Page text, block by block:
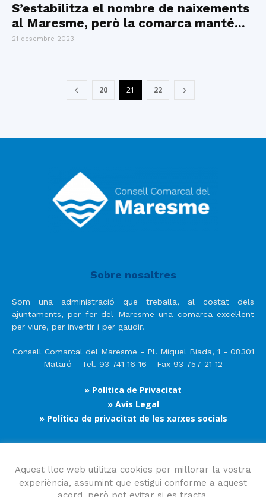
S’estabilitza el nombre de naixements
al Maresme, però la comarca manté...
21 desembre 2023
20 21 22
Sobre nosaltres
Som una administració que treballa, al costat dels
ajuntaments, per fer del Maresme una comarca excel·lent
per viure, per invertir i per gaudir.
Consell Comarcal del Maresme - Pl. Miquel Biada, 1 - 08301
Mataró - Tel. 93 741 16 16 - Fax 93 757 21 12
» Política de Privacitat
» Avís Legal
» Política de privacitat de les xarxes socials
Segueix-nos
Aquest lloc web utilitza cookies per millorar la vostra
experiència, assumint que estigui conforme a aquest